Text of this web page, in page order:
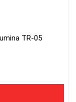
TR-05